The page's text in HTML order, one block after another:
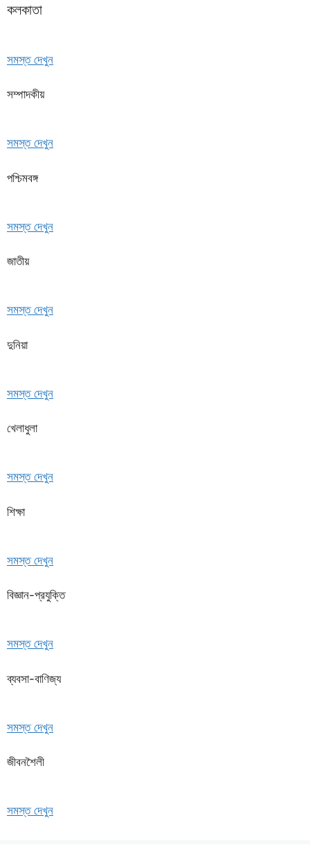
কলকাতা
সমস্ত দেখুন
সম্পাদকীয়
সমস্ত দেখুন
পশ্চিমবঙ্গ
সমস্ত দেখুন
জাতীয়
সমস্ত দেখুন
দুনিয়া
সমস্ত দেখুন
খেলাধুলা
সমস্ত দেখুন
শিক্ষা
সমস্ত দেখুন
বিজ্ঞান-প্রযুক্তি
সমস্ত দেখুন
ব্যবসা-বাণিজ্য
সমস্ত দেখুন
জীবনশৈলী
সমস্ত দেখুন